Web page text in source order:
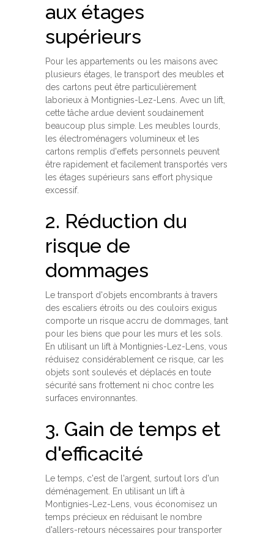
aux étages
supérieurs
Pour les appartements ou les maisons avec
plusieurs étages, le transport des meubles et
des cartons peut être particulièrement
laborieux à Montignies-Lez-Lens. Avec un lift,
cette tâche ardue devient soudainement
beaucoup plus simple. Les meubles lourds,
les électroménagers volumineux et les
cartons remplis d'effets personnels peuvent
être rapidement et facilement transportés vers
les étages supérieurs sans effort physique
excessif.
2. Réduction du
risque de
dommages
Le transport d'objets encombrants à travers
des escaliers étroits ou des couloirs exigus
comporte un risque accru de dommages, tant
pour les biens que pour les murs et les sols.
En utilisant un lift à Montignies-Lez-Lens, vous
réduisez considérablement ce risque, car les
objets sont soulevés et déplacés en toute
sécurité sans frottement ni choc contre les
surfaces environnantes.
3. Gain de temps et
d'efficacité
Le temps, c'est de l'argent, surtout lors d'un
déménagement. En utilisant un lift à
Montignies-Lez-Lens, vous économisez un
temps précieux en réduisant le nombre
d'allers-retours nécessaires pour transporter